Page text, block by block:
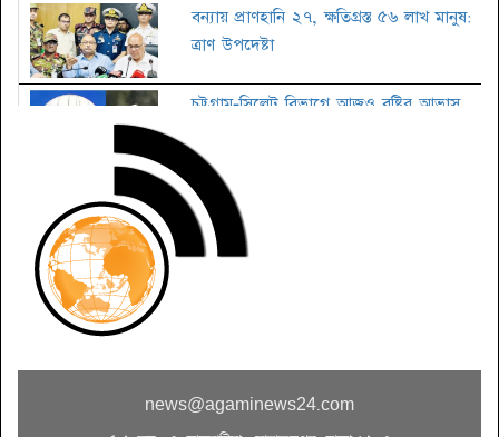
বন্যায় প্রাণহানি ২৭, ক্ষতিগ্রস্ত ৫৬ লাখ মানুষ:
ত্রাণ উপদেষ্টা
চট্টগ্রাম-সিলেট বিভাগে আজও বৃষ্টির আভাস
জাতীয় কবি নজরুলের ৪৮তম মৃত্যুবার্ষিকী
news@agaminews24.com